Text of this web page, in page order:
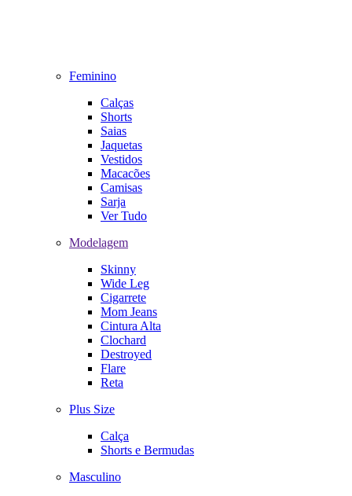
Feminino
Calças
Shorts
Saias
Jaquetas
Vestidos
Macacões
Camisas
Sarja
Ver Tudo
Modelagem
Skinny
Wide Leg
Cigarrete
Mom Jeans
Cintura Alta
Clochard
Destroyed
Flare
Reta
Plus Size
Calça
Shorts e Bermudas
Masculino